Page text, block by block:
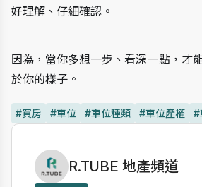
好理解、仔細確認。
因為，當你多想一步、看深一點，才
於你的樣子。
#買房 #車位 #車位種類 #車位產權 #
作者資訊
R.TUBE 地產頻道